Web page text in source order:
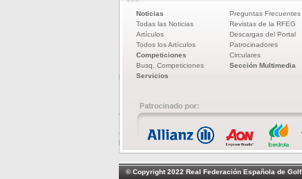
Noticias
Todas las Noticias
Artículos
Todos los Artículos
Competiciones
Busq. Competiciones
Servicios
Preguntas Frecuentes
Revistas de la RFEG
Descargas del Portal
Patrocinadores
Circulares
Sección Multimedia
© Copyright 2022 Real Federación Española de Golf